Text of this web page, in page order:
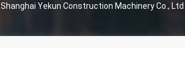
Shanghai Yekun Construction Machinery Co., Ltd. اطلاعات تماس